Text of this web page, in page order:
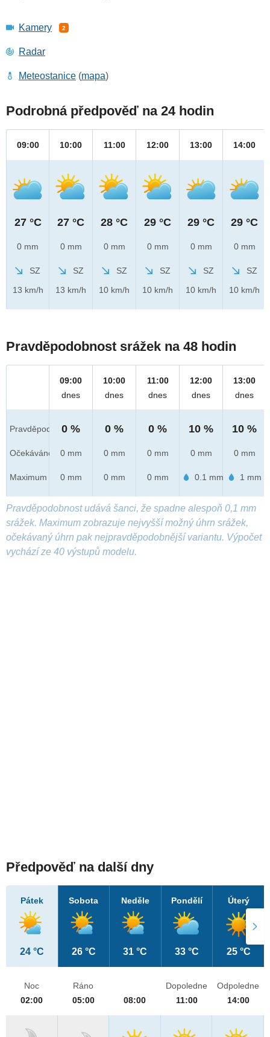
Kamery 2
Radar
Meteostanice (mapa)
Podrobná předpověď na 24 hodin
09:00
27 °C
0 mm
SZ
13 km/h
10:00
27 °C
0 mm
SZ
13 km/h
11:00
28 °C
0 mm
SZ
10 km/h
12:00
29 °C
0 mm
SZ
10 km/h
13:00
29 °C
0 mm
SZ
10 km/h
14:00
29 °C
0 mm
SZ
10 km/h
Pravděpodobnost srážek na 48 hodin
Pravděpod.
Očekáváno
Maximum
09:00
dnes
0 %
0 mm
0 mm
10:00
dnes
0 %
0 mm
0 mm
11:00
dnes
0 %
0 mm
0 mm
12:00
dnes
10 %
0 mm
0.1 mm
13:00
dnes
10 %
0 mm
1 mm
Pravděpodobnost udává šanci, že spadne alespoň 0,1 mm
srážek. Maximum zobrazuje nejvyšší možný úhrn srážek,
očekávaný úhrn pak nejpravděpodobnější variantu. Výpočet
vychází ze 40 výstupů modelu.
Předpověď na další dny
Pátek
24 °C
Sobota
26 °C
Neděle
31 °C
Pondělí
33 °C
Úterý
25 °C
Noc
02:00
Ráno
05:00
08:00
Dopoledne
11:00
Odpoledne
14:00